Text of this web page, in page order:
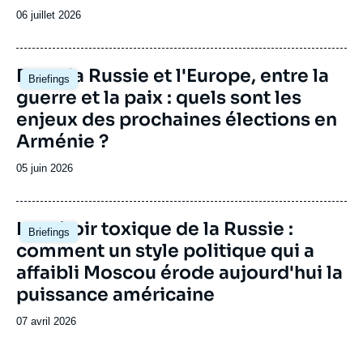
Date
publication
06 juillet 2026
Briefings
Image
principale
Entre la Russie et l'Europe, entre la
guerre et la paix : quels sont les
enjeux des prochaines élections en
Arménie ?
Date
publication
05 juin 2026
Briefings
Image
principale
Le miroir toxique de la Russie :
comment un style politique qui a
affaibli Moscou érode aujourd'hui la
puissance américaine
Date
07 avril 2026